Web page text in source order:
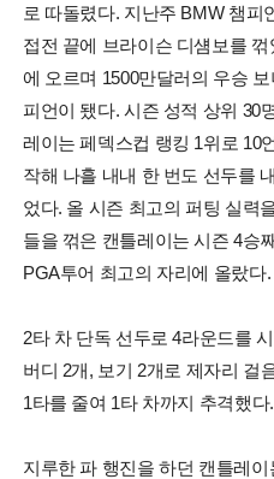
로 따돌렸다. 지난주 BMW 챔피
접전 끝에 브라이슨 디섐보를
에 오르며 1500만달러의 우승
피언이 됐다. 시즌 성적 상위 30
레이는 페덱스컵 랭킹 1위로 10
작해 나흘 내내 한 번도 선두를
었다. 올 시즌 최고의 퍼팅 실력
들을 꺾은 캔틀레이는 시즌 4승
PGA투어 최고의 자리에 올랐다.
2타 차 단독 선두로 4라운드를
버디 2개, 보기 2개로 제자리 걸
1타를 줄여 1타 차까지 추격했다
지루한 파 행진을 하던 캔틀레